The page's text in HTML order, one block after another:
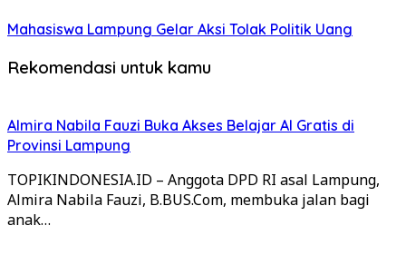
Mahasiswa Lampung Gelar Aksi Tolak Politik Uang
Rekomendasi untuk kamu
Almira Nabila Fauzi Buka Akses Belajar AI Gratis di
Provinsi Lampung
TOPIKINDONESIA.ID – Anggota DPD RI asal Lampung,
Almira Nabila Fauzi, B.BUS.Com, membuka jalan bagi
anak…